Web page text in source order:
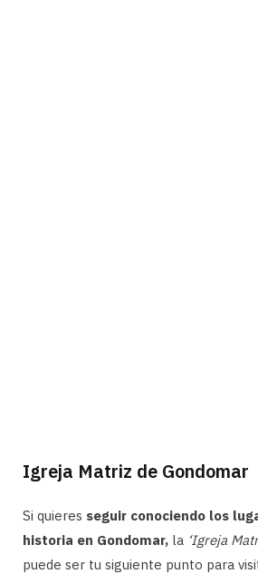
Igreja Matriz de Gondomar
Si quieres seguir conociendo los
historia en Gondomar, la ‘Igreja
puede ser tu siguiente punto para